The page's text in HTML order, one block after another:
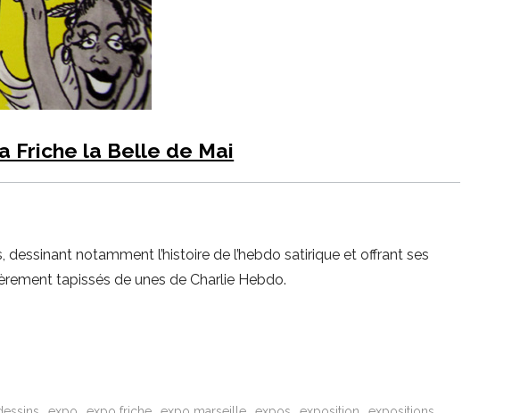
Friche la Belle de Mai
notamment l’histoire de l’hebdo satirique et offrant ses
tapissés de unes de Charlie Hebdo.